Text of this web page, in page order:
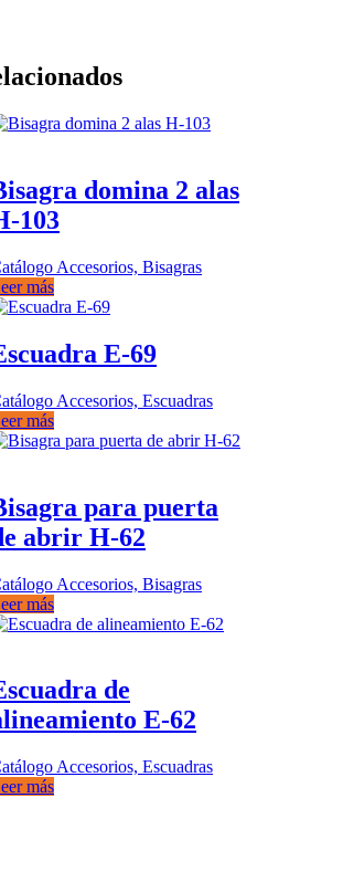
domina 2 alas
103
Accesorios, Bisagras
más
E-69
Accesorios, Escuadras
más
para puerta
abrir H-62
Accesorios, Bisagras
más
de
E-62
Accesorios, Escuadras
más